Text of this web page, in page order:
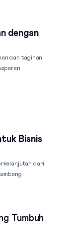
dengan
dan tagihan
Bisnis
dari
Tumbuh